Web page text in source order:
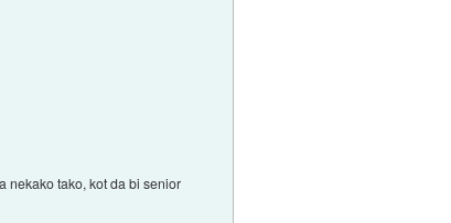
nekako tako, kot da bi senior